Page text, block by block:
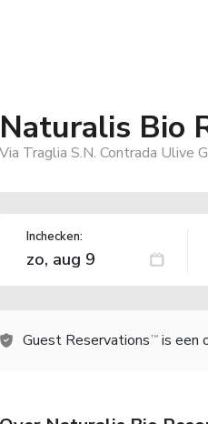
Naturalis Bio
Via Traglia S.N. Contrada Ulive
Inchecken:
Guest Reservations TM is een